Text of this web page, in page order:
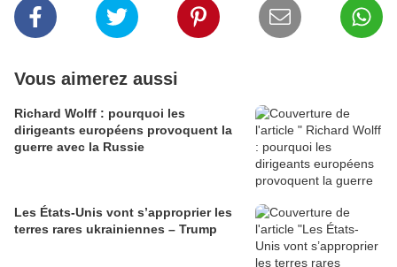
Vous aimerez aussi
Richard Wolff : pourquoi les
dirigeants européens provoquent la
guerre avec la Russie
Les États-Unis vont s’approprier les
terres rares ukrainiennes – Trump